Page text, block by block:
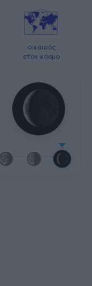
ο καιρός
στον κόσμο